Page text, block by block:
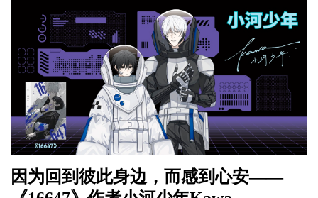
因为回到彼此身边，而感到心安——